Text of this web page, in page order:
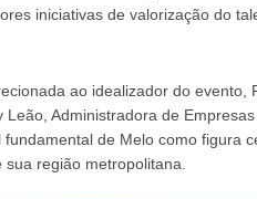
iniciativas de valorização do
ao idealizador do evento,
Administradora de Empresas
de Melo como figura
região metropolitana.